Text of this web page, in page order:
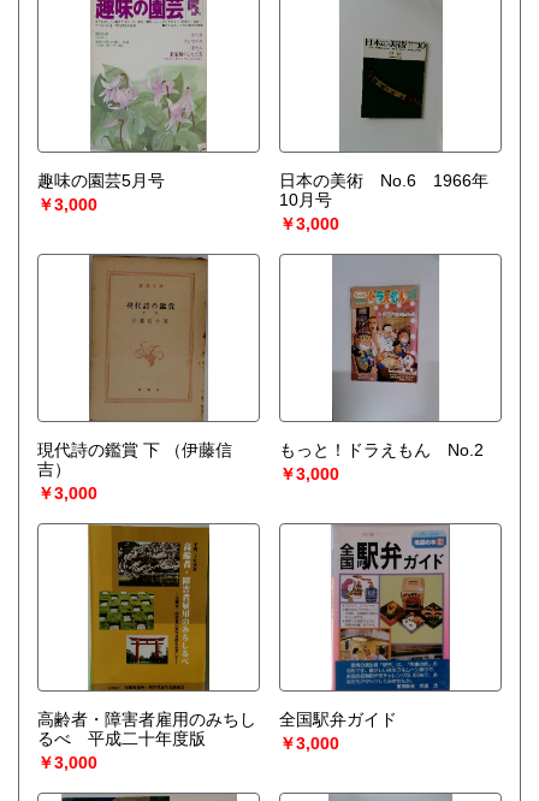
趣味の園芸5月号
￥3,000
日本の美術 No.6 1966年
10月号
￥3,000
現代詩の鑑賞 下
（伊藤信
吉）
￥3,000
もっと！ドラえもん No.2
￥3,000
高齢者・障害者雇用のみちし
るべ 平成二十年度版
￥3,000
全国駅弁ガイド
￥3,000